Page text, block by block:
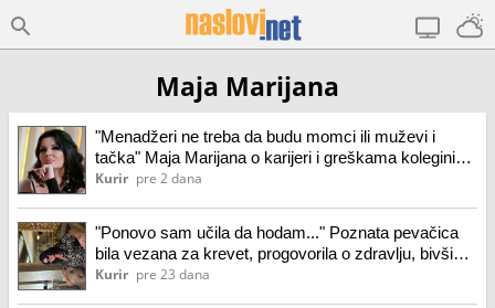
Maja Marijana
"Menadžeri ne treba da budu momci ili muževi i
tačka" Maja Marijana o karijeri i greškama koleginica:
Sukob interesa...
Kurir pre 2 dana
"Ponovo sam učila da hodam..." Poznata pevačica
bila vezana za krevet, progovorila o zdravlju, bivšim
partnerima: Jedva sam se izborila za stan...
Kurir pre 23 dana